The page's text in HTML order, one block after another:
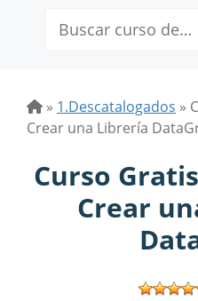
» 1.Descatalogados »
Crear una Librería
Curso
Crear